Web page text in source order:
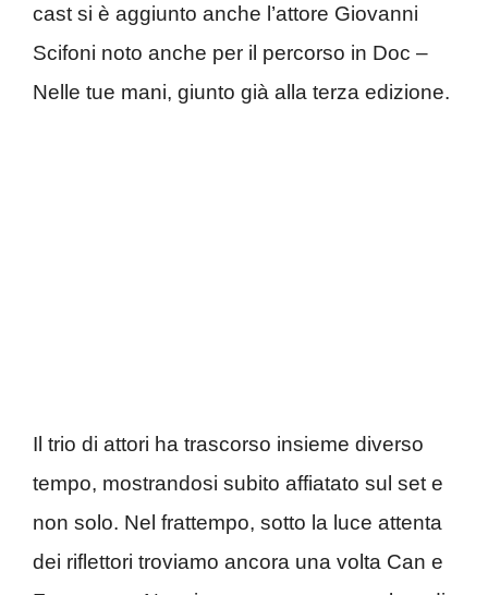
cast si è aggiunto anche l’attore Giovanni
Scifoni noto anche per il percorso in Doc –
Nelle tue mani, giunto già alla terza edizione.
Il trio di attori ha trascorso insieme diverso
tempo, mostrandosi subito affiatato sul set e
non solo. Nel frattempo, sotto la luce attenta
dei riflettori troviamo ancora una volta Can e